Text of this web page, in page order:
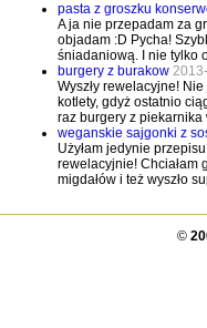
pasta z groszku
A ja nie przepadam za
objadam :D Pycha!
śniadaniową. I nie tylko
burgery z burakow
Wyszły rewelacyjne!
kotlety, gdyż ostatnio
raz burgery z piekarnika
weganskie sajgonki z
Użyłam jedynie
rewelacyjnie! Chciałam
migdałów i też wyszło
©